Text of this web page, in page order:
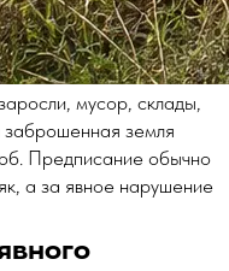
мусор, склады,
заброшенная земля
Предписание обычно
а за явное нарушение